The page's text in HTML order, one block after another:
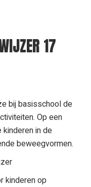
17
bij basisschool de
Op een
kinderen in de
beweegvormen.
kinderen op